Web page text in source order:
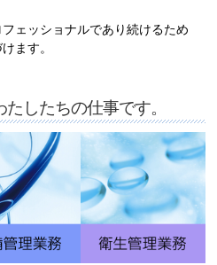
ェッショナルであり続けるため
ます。
したちの仕事です。